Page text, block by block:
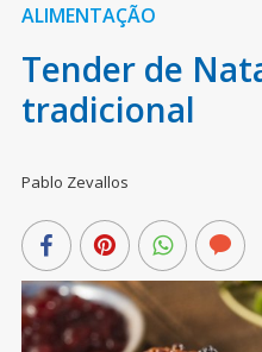
ALIMENTAÇÃO
Tender de
tradicional
Pablo Zevallos